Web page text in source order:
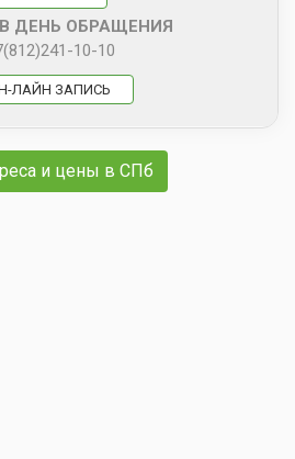
ДЕНЬ ОБРАЩЕНИЯ
10-10
ЛАЙН ЗАПИСЬ
и цены в СПб